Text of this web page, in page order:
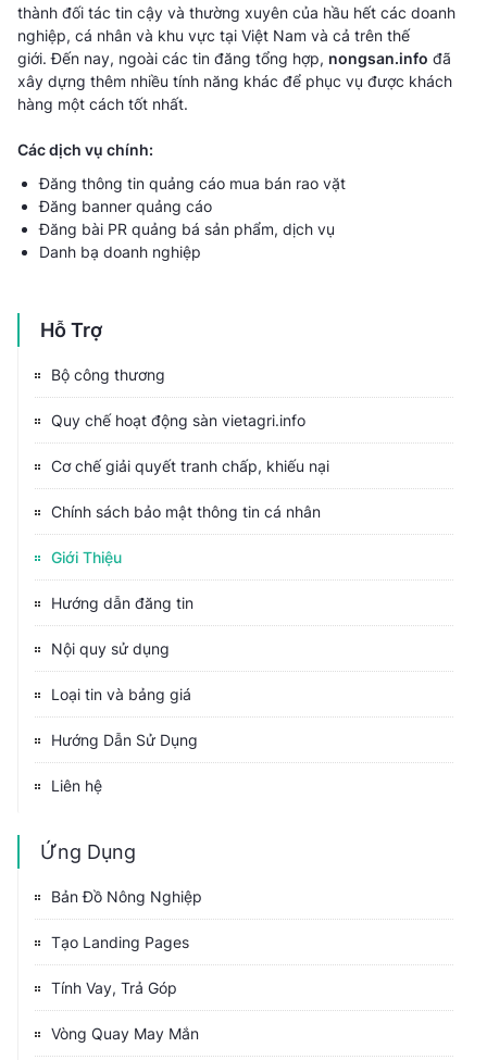
thành đối tác tin cậy và thường xuyên của hầu hết các doanh
nghiệp, cá nhân và khu vực tại Việt Nam và cả trên thế
giới. Đến nay, ngoài các tin đăng tổng hợp, nongsan.info đã
xây dựng thêm nhiều tính năng khác để phục vụ được khách
hàng một cách tốt nhất.
Các dịch vụ chính:
Đăng thông tin quảng cáo mua bán rao vặt
Đăng banner quảng cáo
Đăng bài PR quảng bá sản phẩm, dịch vụ
Danh bạ doanh nghiệp
Hỗ Trợ
Bộ công thương
Quy chế hoạt động sàn vietagri.info
Cơ chế giải quyết tranh chấp, khiếu nại
Chính sách bảo mật thông tin cá nhân
Giới Thiệu
Hướng dẫn đăng tin
Nội quy sử dụng
Loại tin và bảng giá
Hướng Dẫn Sử Dụng
Liên hệ
Ứng Dụng
Bản Đồ Nông Nghiệp
Tạo Landing Pages
Tính Vay, Trả Góp
Vòng Quay May Mắn